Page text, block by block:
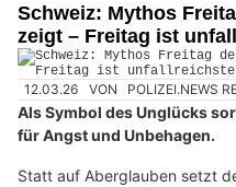
Schweiz: Mythos
zeigt – Freitag ist
12.03.26 VON POLIZEI.NEWS
Als Symbol des Unglücks
für Angst und Unbehagen.
Statt auf Aberglauben setzt